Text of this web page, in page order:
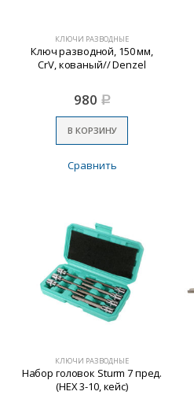
КЛЮЧИ РАЗВОДНЫЕ
Ключ разводной, 150 мм,
CrV, кованый// Denzel
980 Р
В КОРЗИНУ
Сравнить
КЛЮЧИ РАЗВОДНЫЕ
Набор головок Sturm 7 пред.
(HEX 3-10, кейс)